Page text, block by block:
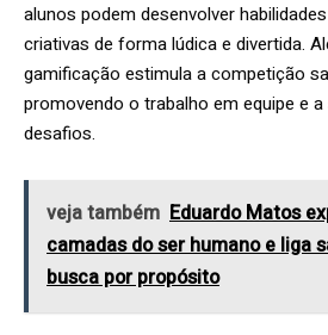
alunos podem desenvolver
criativas de forma lúdica e divertida.
gamificação estimula a competição
promovendo o trabalho em equipe e
desafios.
veja também Eduardo Matos
camadas do ser humano e liga
busca por propósito